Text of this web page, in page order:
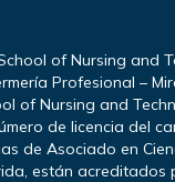
of Nursing and
Profesional –
of Nursing and
de licencia del
de Asociado en
están